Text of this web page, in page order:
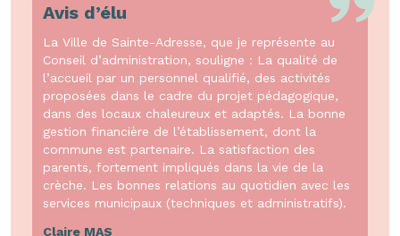
Avis d’élu
La Ville de Sainte-Adresse, que je représente au
Conseil d’administration, souligne : La qualité de
l’accueil par un personnel qualifié, des activités
proposées dans le cadre du projet pédagogique,
dans des locaux chaleureux et adaptés. La bonne
gestion financière de l’établissement, dont la
commune est partenaire. La satisfaction des
parents, fortement impliqués dans la vie de la
crèche. Les bonnes relations au quotidien avec les
services municipaux (techniques et administratifs).
Claire MAS